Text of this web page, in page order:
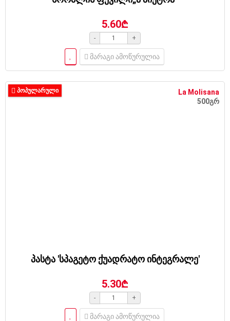
5.60₾
- +
მარაგი ამოწურულია
La Molisana
500გრ
ᲞᲝᲞᲣᲚᲐᲠᲣᲚᲘ
პასტა 'სპაგეტო ქუადრატო ინტეგრალე'
5.30₾
- +
მარაგი ამოწურულია